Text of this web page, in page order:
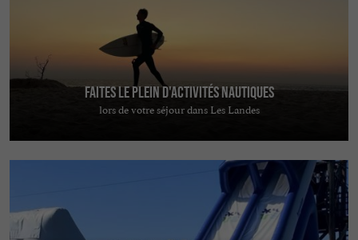
Faites le plein d'activités nautiques
lors de votre séjour dans Les Landes